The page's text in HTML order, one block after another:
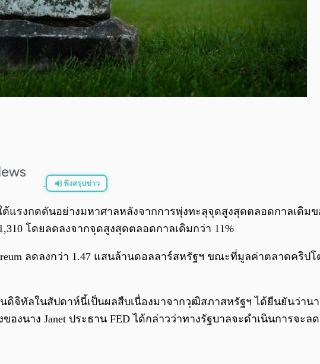
ฟังสรุปข่าว
ต้แรงกดดันอย่างมหาศาลหลังจากการพุ่งทะลุจุดสูงสุดตลอดกาลเดิม
โดยลดลงจากจุดสูงสุดตลอดกาลเดิมกว่า 11%
ลดลงกว่า 1.47 แสนล้านดอลลาร์สหรัฐฯ ขณะที่มูลค่าตลาดคริป
ดิจิทัลในสัปดาห์นี้เป็นผลสืบเนื่องมาจากวุฒิสภาสหรัฐฯ ได้ยืนยันว่าน
งนาง Janet ประธาน FED ได้กล่าวว่าทางรัฐบาลจะดำเนินการจะ